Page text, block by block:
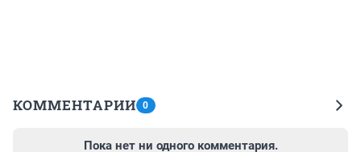
КОММЕНТАРИИ 0
Пока нет ни одного комментария.